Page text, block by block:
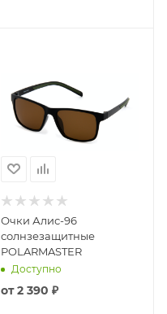
Очки Алис-96
солнзезащитные
POLARMASTER
Доступно
от2 390 ₽